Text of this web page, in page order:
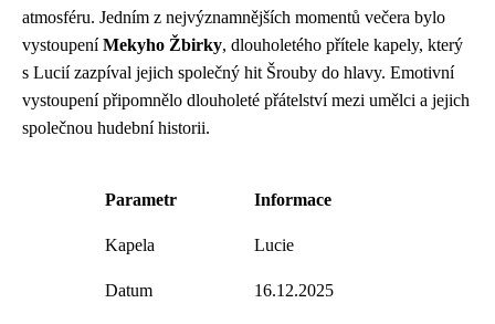
atmosféru. Jedním z nejvýznamnějších momentů večera bylo
vystoupeníMekyho Žbirky, dlouholetého přítele kapely, který
s Lucií zazpíval jejich společný hit Šrouby do hlavy. Emotivní
vystoupení připomnělo dlouholeté přátelství mezi umělci a jejich
společnou hudební historii.
Parametr Informace
Kapela Lucie
Datum 16.12.2025